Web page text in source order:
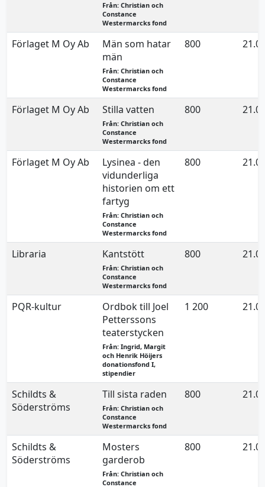
Från: Christian och
Constance
Westermarcks fond
Förlaget M Oy Ab
Män som hatar
män
Från: Christian och
Constance
Westermarcks fond
800
Förlaget M Oy Ab Stilla vatten
Från: Christian och
Constance
Westermarcks fond
800
Förlaget M Oy Ab
Lysinea - den
vidunderliga
historien om ett
fartyg
Från: Christian och
Constance
Westermarcks fond
800
Libraria Kantstött
Från: Christian och
Constance
Westermarcks fond
800
PQR-kultur
Ordbok till Joel
Petterssons
teaterstycken
Från: Ingrid, Margit
och Henrik Höijers
donationsfond I,
stipendier
1 200
Schildts &
Söderströms
Till sista raden
Från: Christian och
Constance
Westermarcks fond
800
Schildts &
Söderströms
Mosters
garderob
Från: Christian och
Constance
800